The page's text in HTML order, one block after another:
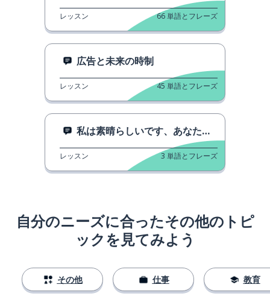
レッスン 66単語とフレーズ
広告と未来の時制
レッスン 45 単語とフレーズ
私は素晴らしいです、あなたはどうですか？
レッスン 3 単語とフレーズ
自分のニーズに合ったその他のトピ
ックを見てみよう
その他 仕事 教育